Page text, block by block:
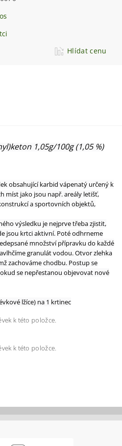
Hlídat cenu
1,05g/100g (1,05 %)
obsahující karbid vápenatý určený k
míst jako jsou např. areály letišť,
a sportovních objektů,
výsledku je nejprve třeba zjistit,
jsou krtci aktivní. Poté odhrneme
množství přípravku do každé
granulát vodou. Otvor zlehka
zachováme chodbu. Postup se
se nepřestanou objevovat nové
lžíce) na 1 krtinec
k této položce.
k této položce.